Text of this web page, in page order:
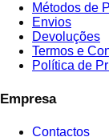
Métodos de
Envios
Devoluções
Termos e
Política de
Empresa
Contactos